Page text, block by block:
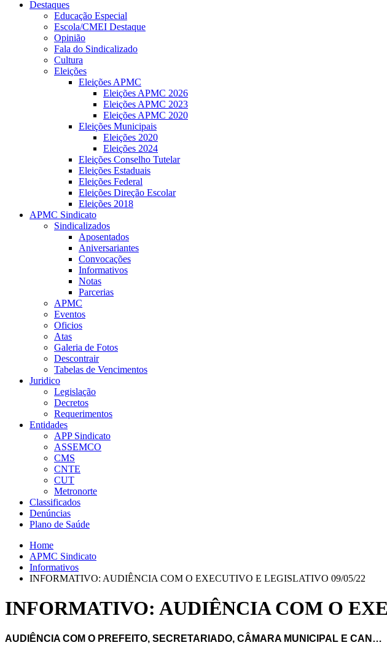
Destaques
Educação Especial
Escola/CMEI Destaque
Opinião
Fala do Sindicalizado
Cultura
Eleições
Eleições APMC
Eleições APMC 2026
Eleições APMC 2023
Eleições APMC 2020
Eleições Municipais
Eleições 2020
Eleições 2024
Eleições Conselho Tutelar
Eleições Estaduais
Eleições Federal
Eleições Direção Escolar
Eleições 2018
APMC Sindicato
Sindicalizados
Aposentados
Aniversariantes
Convocações
Informativos
Notas
Parcerias
APMC
Eventos
Oficios
Atas
Galeria de Fotos
Descontrair
Tabelas de Vencimentos
Juridico
Legislação
Decretos
Requerimentos
Entidades
APP Sindicato
ASSEMCO
CMS
CNTE
CUT
Metronorte
Classificados
Denúncias
Plano de Saúde
Home
APMC Sindicato
Informativos
INFORMATIVO: AUDIÊNCIA COM O EXECUTIVO E LEGISLATIVO 09/05/22
INFORMATIVO: AUDIÊNCIA COM O
AUDIÊNCIA COM O PREFEITO, SECRETARIADO, CÂMARA MUNICIPAL E CAN…